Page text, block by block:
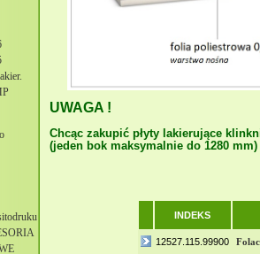
UWAGA !
Chcąc zakupić płyty lakierujące
(jeden bok maksymalnie do 1280
INDEKS
12527.115.99900